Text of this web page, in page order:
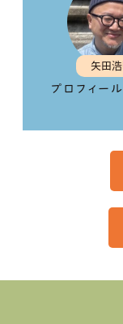
矢田
プロフィー